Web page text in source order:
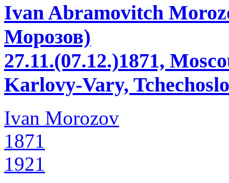
Ivan Abramovitch
Морозов)
27.11.(07.12.)1871,
Karlovy-Vary,
Ivan Morozov
1871
1921